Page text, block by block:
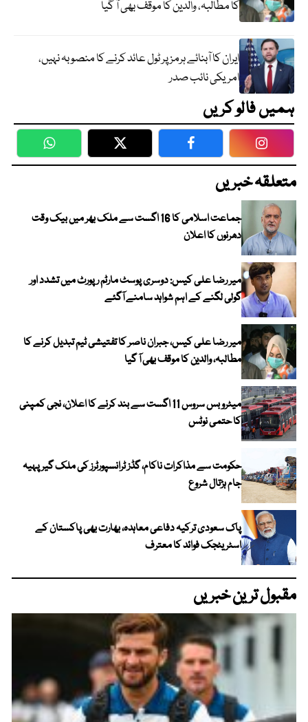
کا مطالبہ، والدین کا موقف بھی آ گیا
ایران کا آبنائے ہرمز پر ٹول عائد کرنے کا منصوبہ نہیں،
امریکی نائب صدر
ہمیں فالو کریں
WhatsApp Twitter Facebook
متعلقہ خبریں
جماعت اسلامی کا 16 اگست سے ملک بھر میں بیک وقت
دھرنوں کا اعلان
میر رضا علی کیس: دوسری پوسٹ مارٹم رپورٹ میں تشدد اور
گولی لگنے کے اہم شواہد سامنے آگئے
میر رضا علی کیس، جبران ناصر کا تفتیشی ٹیم تبدیل کرنے کا
مطالبہ، والدین کا موقف بھی آ گیا
میٹرو بس سروس 11 اگست سے بند کرنے کا اعلان، نجی کمپنی
کا حتمی نوٹس
حکومت سے مذاکرات ناکام، گڈز ٹرانسپورٹرز کی ملک گیر پہیہ
جام ہڑتال شروع
پاک سعودی ترکیہ دفاعی معاہدہ، بھارت بھی پاکستان کے
اسٹریٹجک فوائد کا معترف
مقبول ترین خبریں